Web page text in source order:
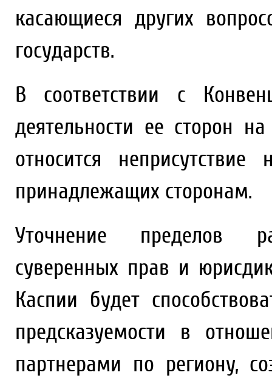
касающиеся других
государств.
В соответствии с
деятельности ее сторон
относится
принадлежащих сторонам.
Уточнение пределов
суверенных прав и
Каспии будет
предсказуемости в
партнерами по региону,